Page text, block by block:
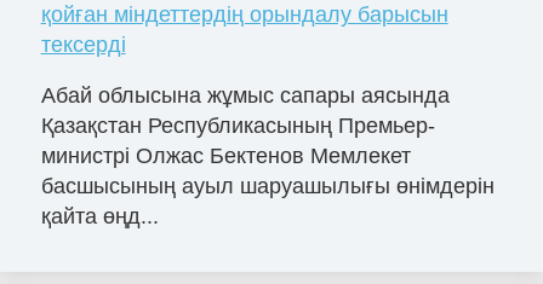
қойған міндеттердің орындалу барысын
тексерді
Абай облысына жұмыс сапары аясында
Қазақстан Республикасының Премьер-
министрі Олжас Бектенов Мемлекет
басшысының ауыл шаруашылығы өнімдерін
қайта өңд...